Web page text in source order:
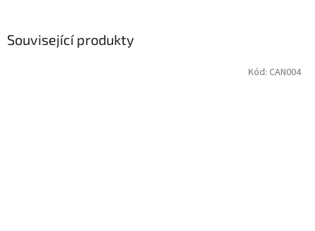
Související produkty
Kód: CAN004